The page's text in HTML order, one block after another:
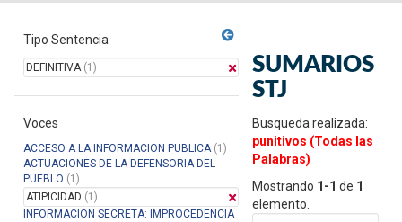
Sumarios del STJ
Manual del Usuario
Tipo Sentencia
DEFINITIVA(1)
Voces
ACCESO A LA INFORMACION PUBLICA(1)
ACTUACIONES DE LA DEFENSORIA DEL
PUEBLO (1)
ATIPICIDAD (1)
INFORMACION SECRETA: IMPROCEDENCIA
SUMARIOS
STJ
Busqueda realizada:
punitivos (Todas las
Palabras)
Mostrando 1-1 de 1
elemento.